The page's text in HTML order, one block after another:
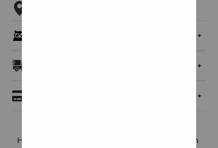
Hirviökarhu jatkaa murhaavaa pakoaan ja sen